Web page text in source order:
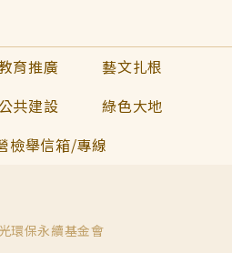
育推廣
藝文扎根
公共建設
綠色大地
檢舉信箱/專線
環保永續基金會